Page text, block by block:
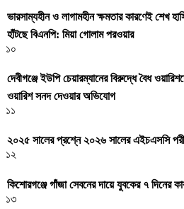
ভারসাম্যহীন ও লাগামহীন ক্ষমতার কারণেই শেখ
হাঁটছে বিএনপি: মিয়া গোলাম পরওয়ার
১০
দেবীগঞ্জে ইউপি চেয়ারম্যানের বিরুদ্ধে বৈধ
ওয়ারিশ সনদ দেওয়ার অভিযোগ
১১
২০২৫ সালের প্রশ্নে ২০২৬ সালের এইচএসসি
১২
কিশোরগঞ্জে গাঁজা সেবনের দায়ে যুবকের ৭ দিনের
১৩